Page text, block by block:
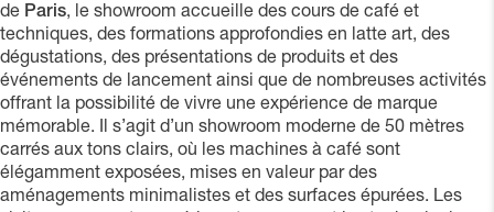
de Paris, le showroom accueille des cours de café et
techniques, des formations approfondies en latte art, des
dégustations, des présentations de produits et des
événements de lancement ainsi que de nombreuses activités
offrant la possibilité de vivre une expérience de marque
mémorable. Il s’agit d’un showroom moderne de 50 mètres
carrés aux tons clairs, où les machines à café sont
élégamment exposées, mises en valeur par des
aménagements minimalistes et des surfaces épurées. Les